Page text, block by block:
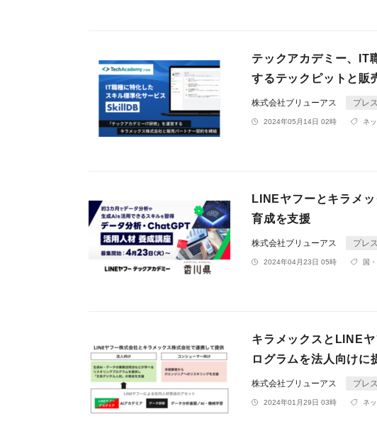
テックアカデミー、IT
するテックピットと販
株式会社ブリューアス プレ
2024年05月14日 02時 ネ
LINEヤフーとキラメ
育成を支援
株式会社ブリューアス プレ
2024年04月23日 05時 国
キラメックスとLINE
ログラムを法人向けに
株式会社ブリューアス プレ
2024年01月29日 03時 ネ